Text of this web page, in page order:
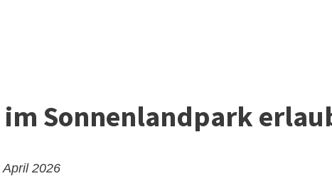
Sonnenlandpark
2026